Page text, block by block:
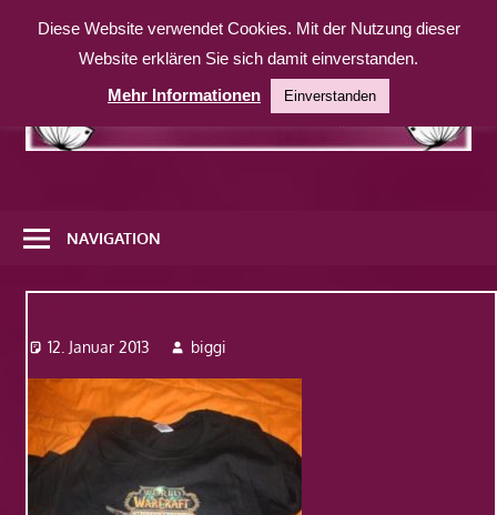
Inhalt
weitere
Website
NAVIGATION
12. Januar 2013 biggi
Diese Website verwendet Cookies. Mit der Nutzung dieser
Website erklären Sie sich damit einverstanden.
Mehr Informationen
Einverstanden